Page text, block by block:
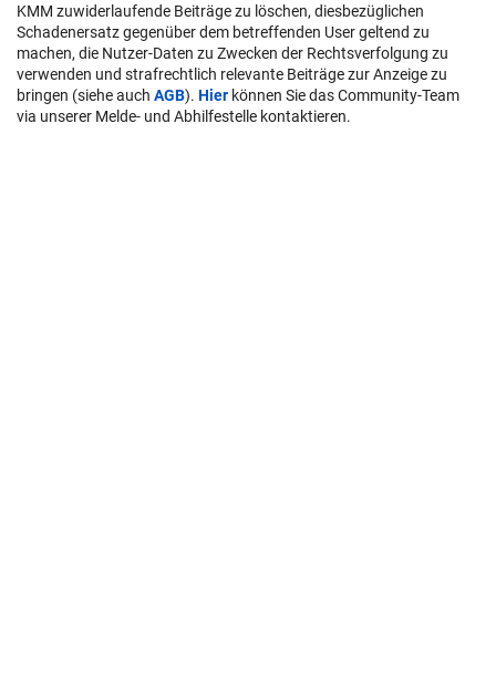
KMM zuwiderlaufende Beiträge zu löschen, diesbezüglichen
Schadenersatz gegenüber dem betreffenden User geltend zu
machen, die Nutzer-Daten zu Zwecken der Rechtsverfolgung zu
verwenden und strafrechtlich relevante Beiträge zur Anzeige zu
bringen (siehe auch AGB). Hier können Sie das Community-Team
via unserer Melde- und Abhilfestelle kontaktieren.